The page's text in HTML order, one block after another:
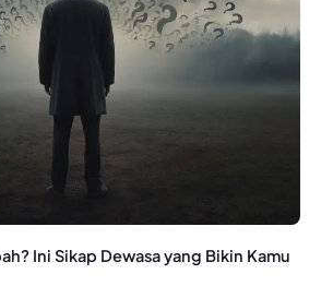
Ini Sikap Dewasa yang Bikin Kamu